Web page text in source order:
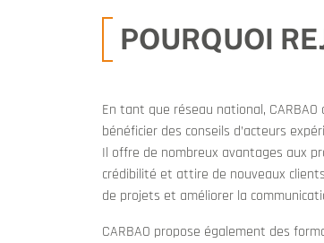
POURQUOI
En tant que réseau national,
bénéficier des conseils d’acteurs
Il offre de nombreux avantages aux
crédibilité et attire de nouveaux
de projets et améliorer la
CARBAO propose également des